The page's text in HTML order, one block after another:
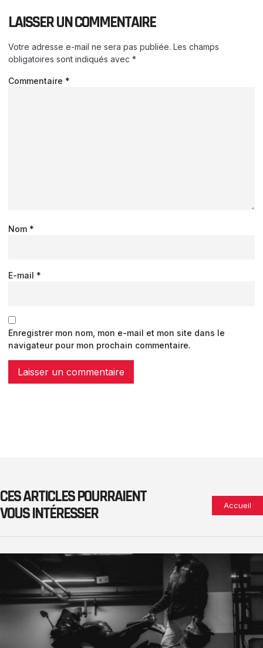
LAISSER UN COMMENTAIRE
Votre adresse e-mail ne sera pas publiée. Les champs
obligatoires sont indiqués avec *
Commentaire *
Nom *
E-mail *
Enregistrer mon nom, mon e-mail et mon site dans le
navigateur pour mon prochain commentaire.
CES ARTICLES POURRAIENT
VOUS INTÉRESSER
Accueil